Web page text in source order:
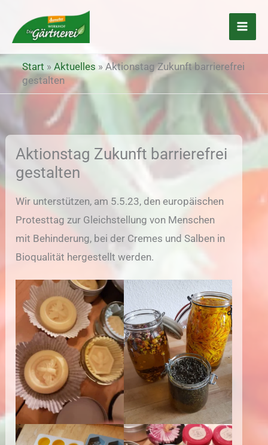
Inhalt
springen
Start » Aktuelles » Aktionstag Zukunft barrierefrei
gestalten
Aktionstag Zukunft barrierefrei
gestalten
Wir unterstützen, am 5.5.23, den europäischen
Protesttag zur Gleichstellung von Menschen
mit Behinderung, bei der Cremes und Salben in
Bioqualität hergestellt werden.